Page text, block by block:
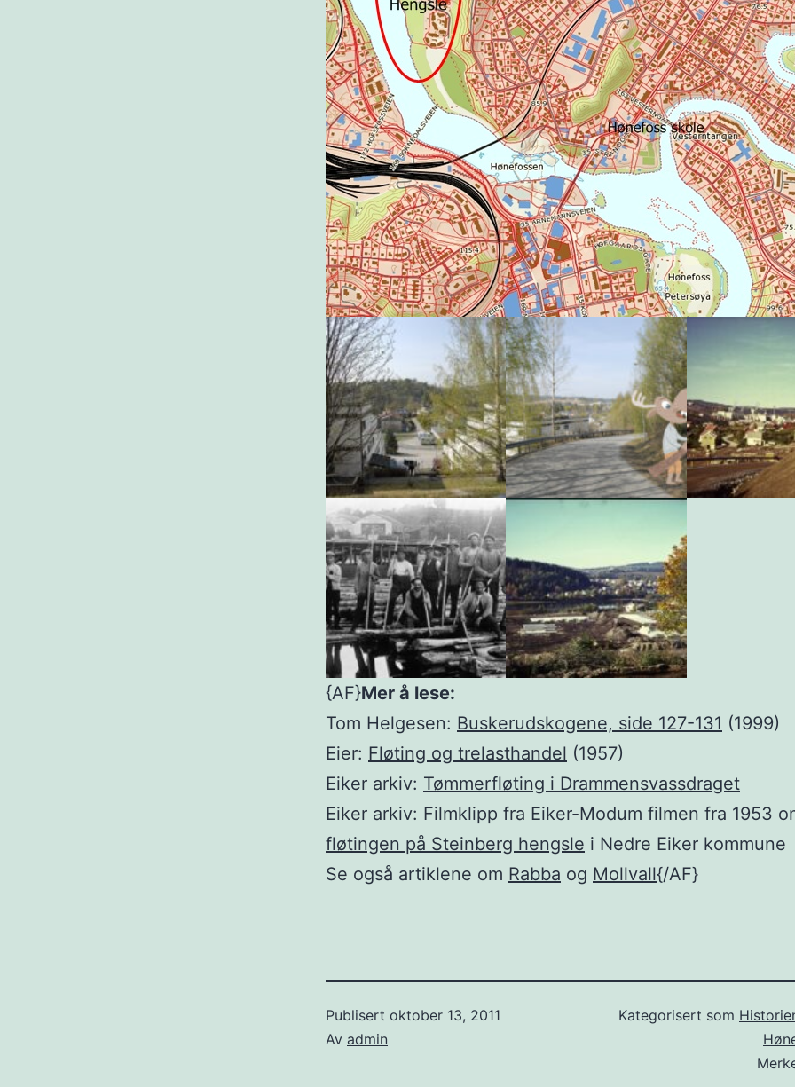
{AF}Mer å lese:
Tom Helgesen: Buskerudskogene, side 127-131 (1999)
Eier: Fløting og trelasthandel (1957)
Eiker arkiv: Tømmerfløting i Drammensvassdraget
Eiker arkiv: Filmklipp fra Eiker-Modum filmen fra 1953
fløtingen på Steinberg hengsle i Nedre Eiker kommune
Se også artiklene om Rabba og Mollvall{/AF}
Publisert oktober 13, 2011
Av admin
Kategorisert som